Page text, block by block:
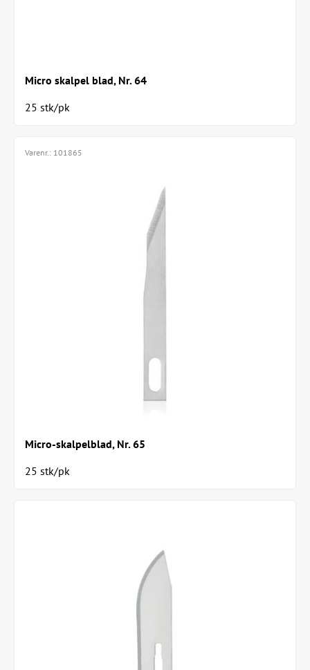
Micro skalpel blad, Nr. 64
25 stk/pk
Micro-skalpelblad, Nr. 65
25 stk/pk
Varenr.: 101865